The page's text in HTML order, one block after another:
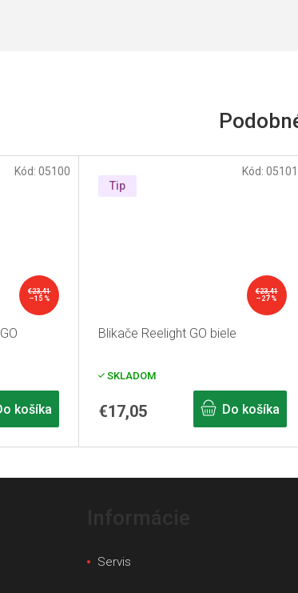
€23,41
–15 %
košíka
Kód:05100
Tip
€23,41
–27 %
Blikače Reelight GO biele
SKLADOM
€17,05 Do košíka
Kód: 05101
Servis